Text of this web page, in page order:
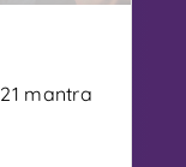
mantra